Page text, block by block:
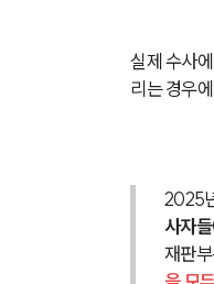
실제 수사
리는 경우
2025
사자
재판